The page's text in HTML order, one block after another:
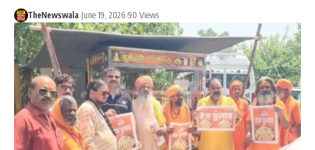
TheNewswala June 19, 2026 90 Views